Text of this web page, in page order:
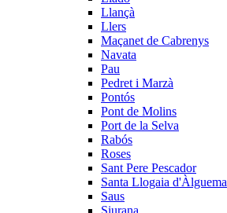
Llançà
Llers
Maçanet de Cabrenys
Navata
Pau
Pedret i Marzà
Pontós
Pont de Molins
Port de la Selva
Rabós
Roses
Sant Pere Pescador
Santa Llogaia d'Àlguema
Saus
Siurana